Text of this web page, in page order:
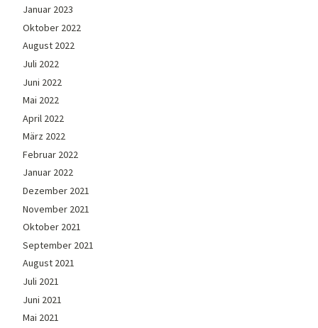
Januar 2023
Oktober 2022
August 2022
Juli 2022
Juni 2022
Mai 2022
April 2022
März 2022
Februar 2022
Januar 2022
Dezember 2021
November 2021
Oktober 2021
September 2021
August 2021
Juli 2021
Juni 2021
Mai 2021